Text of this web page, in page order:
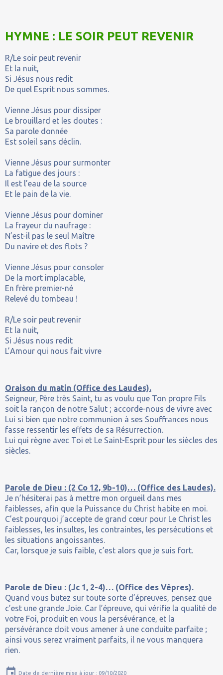
HYMNE : LE SOIR PEUT REVENIR
R/Le soir peut revenir
Et la nuit,
Si Jésus nous redit
De quel Esprit nous sommes.
Vienne Jésus pour dissiper
Le brouillard et les doutes :
Sa parole donnée
Est soleil sans déclin.
Vienne Jésus pour surmonter
La fatigue des jours :
Il est l’eau de la source
Et le pain de la vie.
Vienne Jésus pour dominer
La frayeur du naufrage :
N’est-il pas le seul Maître
Du navire et des flots ?
Vienne Jésus pour consoler
De la mort implacable,
En frère premier-né
Relevé du tombeau !
R/Le soir peut revenir
Et la nuit,
Si Jésus nous redit
L’Amour qui nous fait vivre
Oraison du matin (Office des Laudes).
Seigneur, Père très Saint, tu as voulu que Ton propre Fils
soit la rançon de notre Salut ; accorde-nous de vivre avec
Lui si bien que notre communion à ses Souffrances nous
fasse ressentir les effets de sa Résurrection.
Lui qui règne avec Toi et Le Saint-Esprit pour les siècles des
siècles.
Parole de Dieu : (2 Co 12, 9b-10)… (Office des Laudes).
Je n’hésiterai pas à mettre mon orgueil dans mes
faiblesses, afin que la Puissance du Christ habite en moi.
C’est pourquoi j’accepte de grand cœur pour Le Christ les
faiblesses, les insultes, les contraintes, les persécutions et
les situations angoissantes.
Car, lorsque je suis faible, c’est alors que je suis fort.
Parole de Dieu : (Jc 1, 2-4)… (Office des Vêpres).
Quand vous butez sur toute sorte d’épreuves, pensez que
c’est une grande Joie. Car l’épreuve, qui vérifie la qualité de
votre Foi, produit en vous la persévérance, et la
persévérance doit vous amener à une conduite parfaite ;
ainsi vous serez vraiment parfaits, il ne vous manquera
rien.
Date de dernière mise à jour : 09/10/2020